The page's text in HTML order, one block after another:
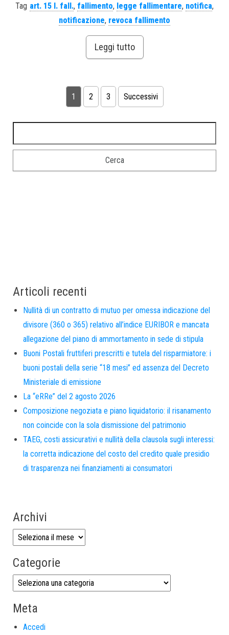
Tag art. 15 l. fall., fallimento, legge fallimentare, notifica,
notificazione, revoca fallimento
Leggi tutto
1 2 3 Successivi
Articoli recenti
Nullità di un contratto di mutuo per omessa indicazione del
divisore (360 o 365) relativo all’indice EURIBOR e mancata
allegazione del piano di ammortamento in sede di stipula
Buoni Postali fruttiferi prescritti e tutela del risparmiatore: i
buoni postali della serie “18 mesi” ed assenza del Decreto
Ministeriale di emissione
La “eRRe” del 2 agosto 2026
Composizione negoziata e piano liquidatorio: il risanamento
non coincide con la sola dismissione del patrimonio
TAEG, costi assicurativi e nullità della clausola sugli interessi:
la corretta indicazione del costo del credito quale presidio
di trasparenza nei finanziamenti ai consumatori
Archivi
Categorie
Meta
Accedi